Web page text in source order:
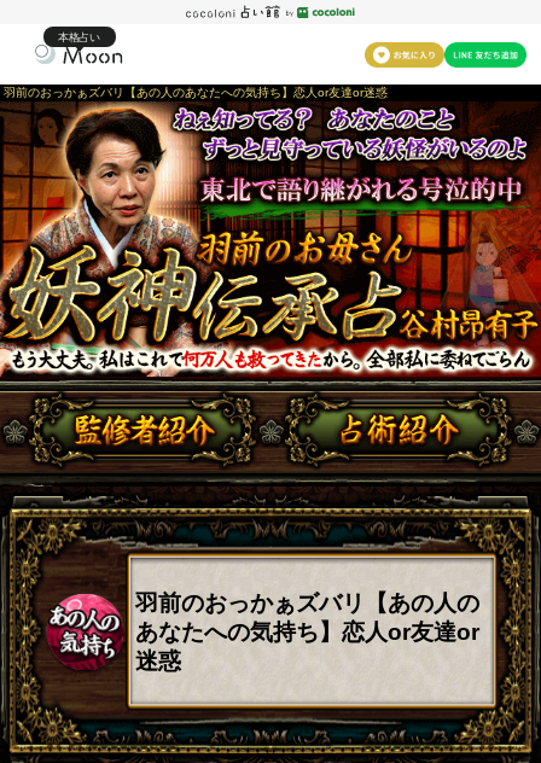
本格占い
羽前のおっかぁズバリ【あの人のあなたへの気持ち】恋人or友達or迷惑
羽前のおっかぁズバリ【あの人の
あなたへの気持ち】恋人or友達or
迷惑